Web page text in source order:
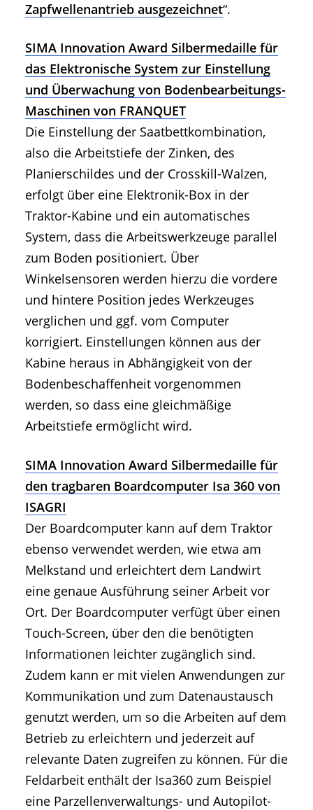
Zapfwellenantrieb ausgezeichnet“.
SIMA Innovation Award Silbermedaille für
das Elektronische System zur Einstellung
und Überwachung von Bodenbearbeitungs-
Maschinen von FRANQUET
Die Einstellung der Saatbettkombination,
also die Arbeitstiefe der Zinken, des
Planierschildes und der Crosskill-Walzen,
erfolgt über eine Elektronik-Box in der
Traktor-Kabine und ein automatisches
System, dass die Arbeitswerkzeuge parallel
zum Boden positioniert. Über
Winkelsensoren werden hierzu die vordere
und hintere Position jedes Werkzeuges
verglichen und ggf. vom Computer
korrigiert. Einstellungen können aus der
Kabine heraus in Abhängigkeit von der
Bodenbeschaffenheit vorgenommen
werden, so dass eine gleichmäßige
Arbeitstiefe ermöglicht wird.
SIMA Innovation Award Silbermedaille für
den tragbaren Boardcomputer Isa 360 von
ISAGRI
Der Boardcomputer kann auf dem Traktor
ebenso verwendet werden, wie etwa am
Melkstand und erleichtert dem Landwirt
eine genaue Ausführung seiner Arbeit vor
Ort. Der Boardcomputer verfügt über einen
Touch-Screen, über den die benötigten
Informationen leichter zugänglich sind.
Zudem kann er mit vielen Anwendungen zur
Kommunikation und zum Datenaustausch
genutzt werden, um so die Arbeiten auf dem
Betrieb zu erleichtern und jederzeit auf
relevante Daten zugreifen zu können. Für die
Feldarbeit enthält der Isa360 zum Beispiel
eine Parzellenverwaltungs- und Autopilot-